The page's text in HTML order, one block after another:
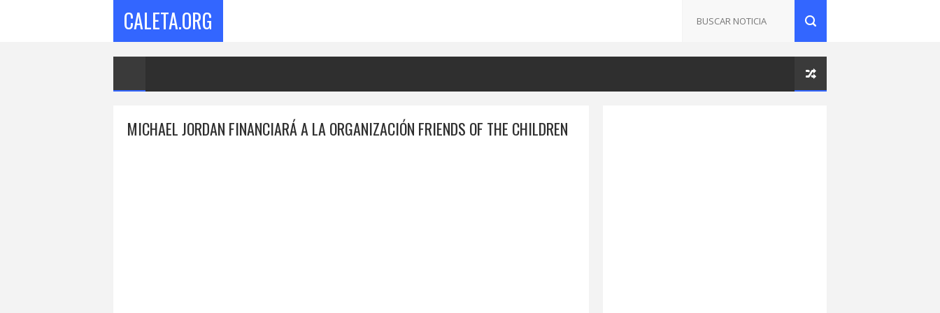
CALETA.ORG
MICHAEL JORDAN FINANCIARÁ A LA ORGANIZACIÓN FRIENDS OF THE CHILDREN